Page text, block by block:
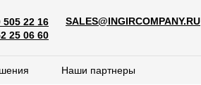
505 22 16
25 06 60
SALES@INGIRCOMPANY.RU
Наши партнеры
22 16
25 06 60
SALES@INGIRCOMPANY.RU
Наши партнеры